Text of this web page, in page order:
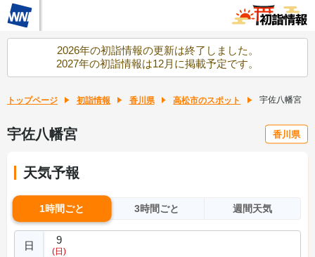
2026年の初詣情報の更新は終了しました。
2027年の初詣情報は12月に掲載予定です。
トップページ 初詣情報 香川県 高松市のスポット 宇佐八幡宮
宇佐八幡宮 香川県
天気予報
1時間ごと 3時間ごと 週間天気
日 9
(日)